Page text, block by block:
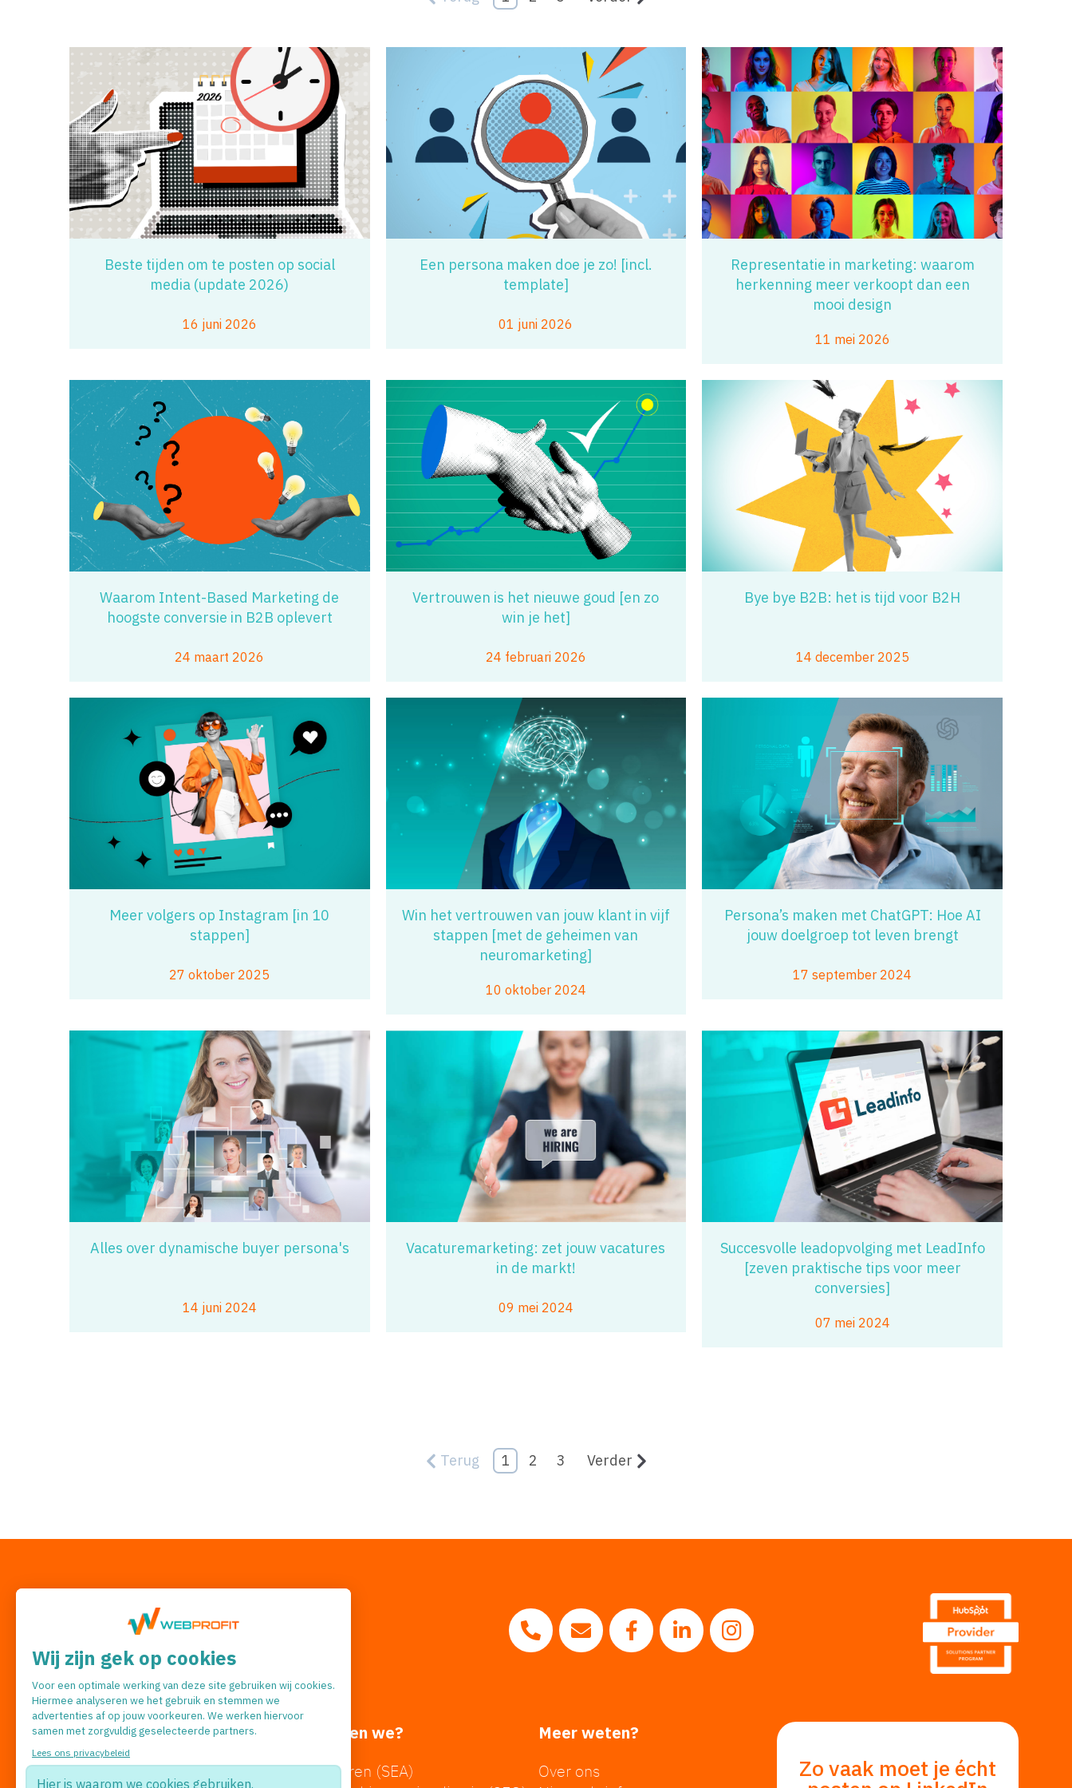
Beste tijden om te posten op social
media (update 2026)
16 juni 2026
Een persona maken doe je zo! [incl.
template]
01 juni 2026
Representatie in marketing: waarom
herkenning meer verkoopt dan een
mooi design
11 mei 2026
Waarom Intent-Based Marketing de
hoogste conversie in B2B oplevert
24 maart 2026
Vertrouwen is het nieuwe goud [en zo
win je het]
24 februari 2026
Bye bye B2B: het is tijd voor B2H
14 december 2025
Meer volgers op Instagram [in 10
stappen]
27 oktober 2025
Win het vertrouwen van jouw klant in vijf
stappen [met de geheimen van
neuromarketing]
10 oktober 2024
Persona’s maken met ChatGPT: Hoe AI
jouw doelgroep tot leven brengt
17 september 2024
Alles over dynamische buyer persona's
14 juni 2024
Vacaturemarketing: zet jouw vacatures
in de markt!
09 mei 2024
Succesvolle leadopvolging met LeadInfo
[zeven praktische tips voor meer
conversies]
07 mei 2024
Terug 1 2 3 Verder
Volg ons#webprofit Bel ons op 0183 - 20 10 20
Mail ons naar info@webprofit.nl
Volg ons op Facebook
Volg ons op LinkedIn
Volg ons op Instagram
Kennismaken?
Stephensonweg 16-1
Wat doen we?
Adverteren (SEA)
Meer weten?
Over ons
Zo vaak moet je écht